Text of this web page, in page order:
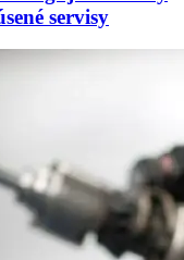
servisy